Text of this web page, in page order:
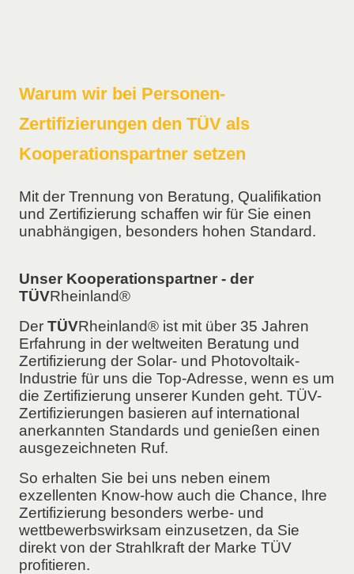
Warum wir bei Personen-
Zertifizierungen den TÜV als
Kooperationspartner setzen
Mit der Trennung von Beratung, Qualifikation
und Zertifizierung schaffen wir für Sie einen
unabhängigen, besonders hohen Standard.
Unser Kooperationspartner - der
TÜVRheinland®
Der TÜVRheinland® ist mit über 35 Jahren
Erfahrung in der weltweiten Beratung und
Zertifizierung der Solar- und Photovoltaik-
Industrie für uns die Top-Adresse, wenn es um
die Zertifizierung unserer Kunden geht. TÜV-
Zertifizierungen basieren auf international
anerkannten Standards und genießen einen
ausgezeichneten Ruf.
So erhalten Sie bei uns neben einem
exzellenten Know-how auch die Chance, Ihre
Zertifizierung besonders werbe- und
wettbewerbswirksam einzusetzen, da Sie
direkt von der Strahlkraft der Marke TÜV
profitieren.